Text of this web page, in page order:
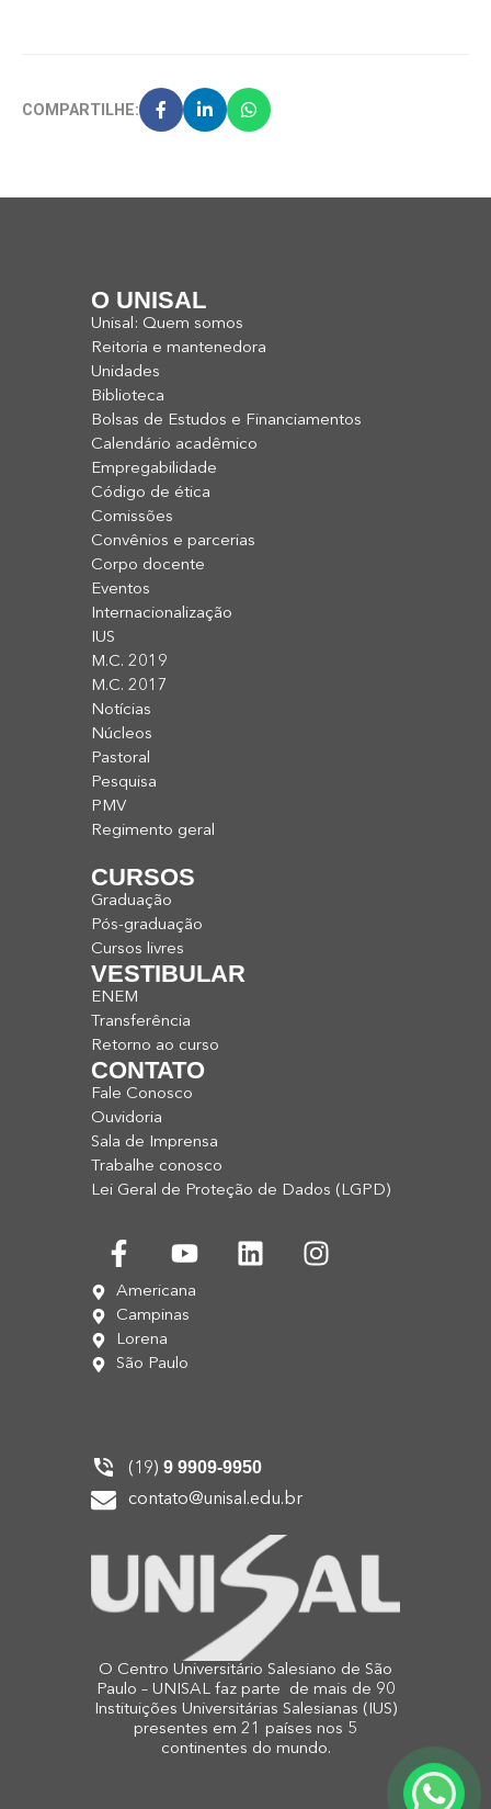
COMPARTILHE:
O UNISAL
Unisal: Quem somos
Reitoria e mantenedora
Unidades
Biblioteca
Bolsas de Estudos e Financiamentos
Calendário acadêmico
Empregabilidade
Código de ética
Comissões
Convênios e parcerias
Corpo docente
Eventos
Internacionalização
IUS
M.C. 2019
M.C. 2017
Notícias
Núcleos
Pastoral
Pesquisa
PMV
Regimento geral
CURSOS
Graduação
Pós-graduação
Cursos livres
VESTIBULAR
ENEM
Transferência
Retorno ao curso
CONTATO
Fale Conosco
Ouvidoria
Sala de Imprensa
Trabalhe conosco
Lei Geral de Proteção de Dados (LGPD)
Americana
Campinas
Lorena
São Paulo
(19) 9 9909-9950
contato@unisal.edu.br
O Centro Universitário Salesiano de São
Paulo – UNISAL faz parte de mais de 90
Instituições Universitárias Salesianas (IUS)
presentes em 21 países nos 5
continentes do mundo.